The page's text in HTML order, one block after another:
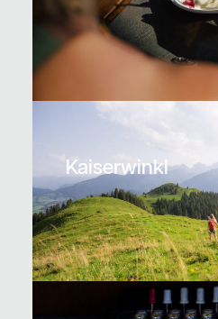
Kaiserwinkl